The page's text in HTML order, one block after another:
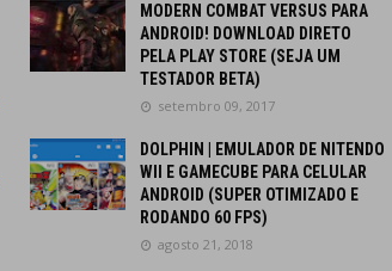
MODERN COMBAT VERSUS PARA
ANDROID! DOWNLOAD DIRETO
PELA PLAY STORE (SEJA UM
TESTADOR BETA)
setembro 09, 2017
DOLPHIN | EMULADOR DE NITENDO
WII E GAMECUBE PARA CELULAR
ANDROID (SUPER OTIMIZADO E
RODANDO 60 FPS)
agosto 21, 2018